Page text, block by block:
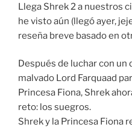
Llega Shrek 2 a nuestros
he visto aún (llegó ayer,
reseña breve basado en
Después de luchar con un
malvado Lord Farquaad
Princesa Fiona, Shrek
reto: los suegros.
Shrek y la Princesa Fiona